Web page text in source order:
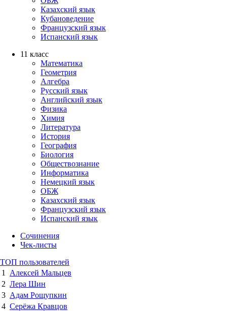
Казахский язык
Кубановедение
Французский язык
Испанский язык
11 класс
Математика
Геометрия
Алгебра
Русский язык
Английский язык
Физика
Химия
Литература
История
География
Биология
Обществознание
Информатика
Немецкий язык
ОБЖ
Казахский язык
Французский язык
Испанский язык
Сочинения
Чек-листы
ТОП пользователей
1
Алексей Мальцев
2 Лера Шин
3 Адам Рощупкин
4 Серёжа Кравцов